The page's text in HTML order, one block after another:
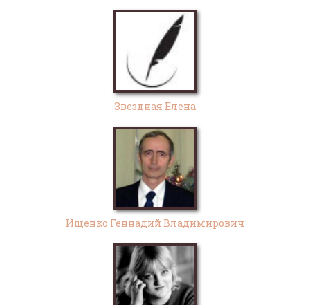
Звездная Елена
Ищенко Геннадий Владимирович